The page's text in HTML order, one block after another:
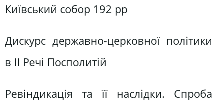
Київський собор 192 рр
Дискурс державно-церковної політики
в II Речі Посполитій
Ревіндикація та її наслідки. Спроба